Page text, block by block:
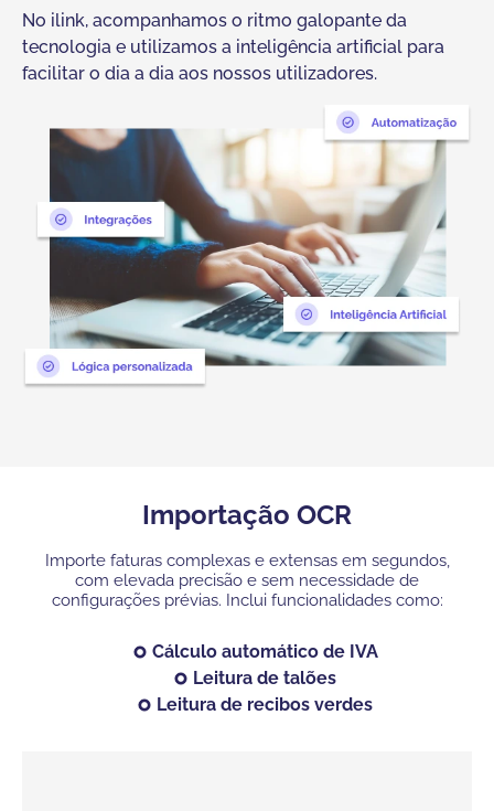
No ilink, acompanhamos o ritmo galopante da
tecnologia e utilizamos a inteligência artificial para
facilitar o dia a dia aos nossos utilizadores.
Importação OCR
Importe faturas complexas e extensas em segundos,
com elevada precisão e sem necessidade de
configurações prévias. Inclui funcionalidades como:
Cálculo automático de IVA
Leitura de talões
Leitura de recibos verdes